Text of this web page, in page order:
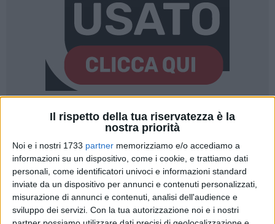
Il rispetto della tua riservatezza è la
nostra priorità
Noi e i nostri 1733 partner memorizziamo e/o accediamo a
informazioni su un dispositivo, come i cookie, e trattiamo dati
personali, come identificatori univoci e informazioni standard
inviate da un dispositivo per annunci e contenuti personalizzati,
misurazione di annunci e contenuti, analisi dell'audience e
sviluppo dei servizi. Con la tua autorizzazione noi e i nostri
39
Il vice segretario di Azione, Raffaella Merra, interviene con
una nota a commento della gara per la gestione de "La
Lampara", andata deserta: "Ma davvero volete farci credere
alle favole? Il "vizietto" della gara deserta... - scrive Raffaella